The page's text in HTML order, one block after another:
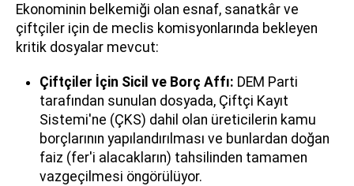
Ekonominin belkemiği olan esnaf, sanatkâr ve
çiftçiler için de meclis komisyonlarında bekleyen
kritik dosyalar mevcut:
Çiftçiler İçin Sicil ve Borç Affı: DEM Parti
tarafından sunulan dosyada, Çiftçi Kayıt
Sistemi'ne (ÇKS) dahil olan üreticilerin kamu
borçlarının yapılandırılması ve bunlardan doğan
faiz (fer'i alacakların) tahsilinden tamamen
vazgeçilmesi öngörülüyor.